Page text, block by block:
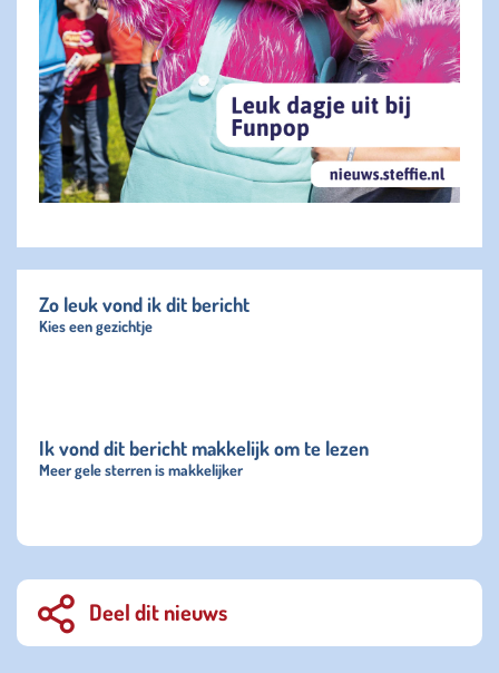
Zo leuk vond ik dit bericht
Kies een gezichtje
Ik vond dit bericht makkelijk om te lezen
Meer gele sterren is makkelijker
Deel dit nieuws